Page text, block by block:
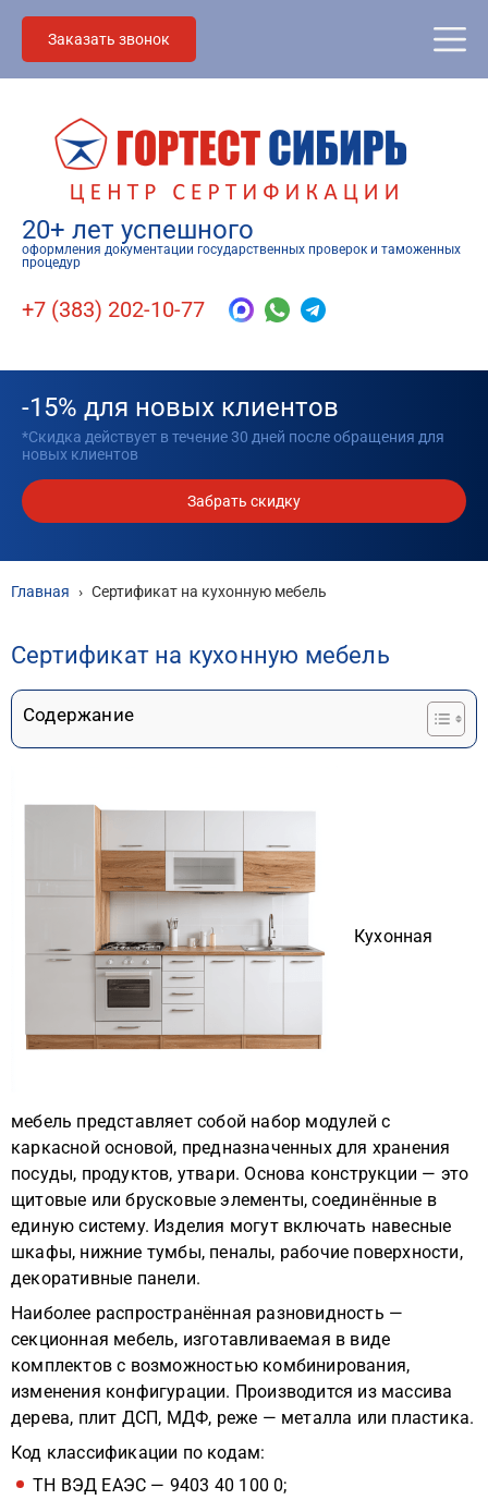
Заказать звонок
20+ лет успешного
оформления документации государственных проверок и таможенных
процедур
+7 (383) 202-10-77
-15% для новых клиентов
*Скидка действует в течение 30 дней после обращения для
новых клиентов
Забрать скидку
Главная › Сертификат на кухонную мебель
Сертификат на кухонную мебель
Содержание
Кухонная
мебель представляет собой набор модулей с
каркасной основой, предназначенных для хранения
посуды, продуктов, утвари. Основа конструкции — это
щитовые или брусковые элементы, соединённые в
единую систему. Изделия могут включать навесные
шкафы, нижние тумбы, пеналы, рабочие поверхности,
декоративные панели.
Наиболее распространённая разновидность —
секционная мебель, изготавливаемая в виде
комплектов с возможностью комбинирования,
изменения конфигурации. Производится из массива
дерева, плит ДСП, МДФ, реже — металла или пластика.
Код классификации по кодам:
ТН ВЭД ЕАЭС — 9403 40 100 0;